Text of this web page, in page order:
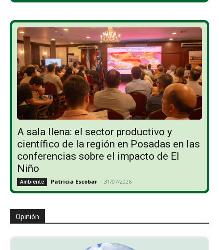
A sala llena: el sector productivo y
científico de la región en Posadas en las
conferencias sobre el impacto de El
Niño
Ambiente Patricia Escobar - 31/07/2026
Opinión